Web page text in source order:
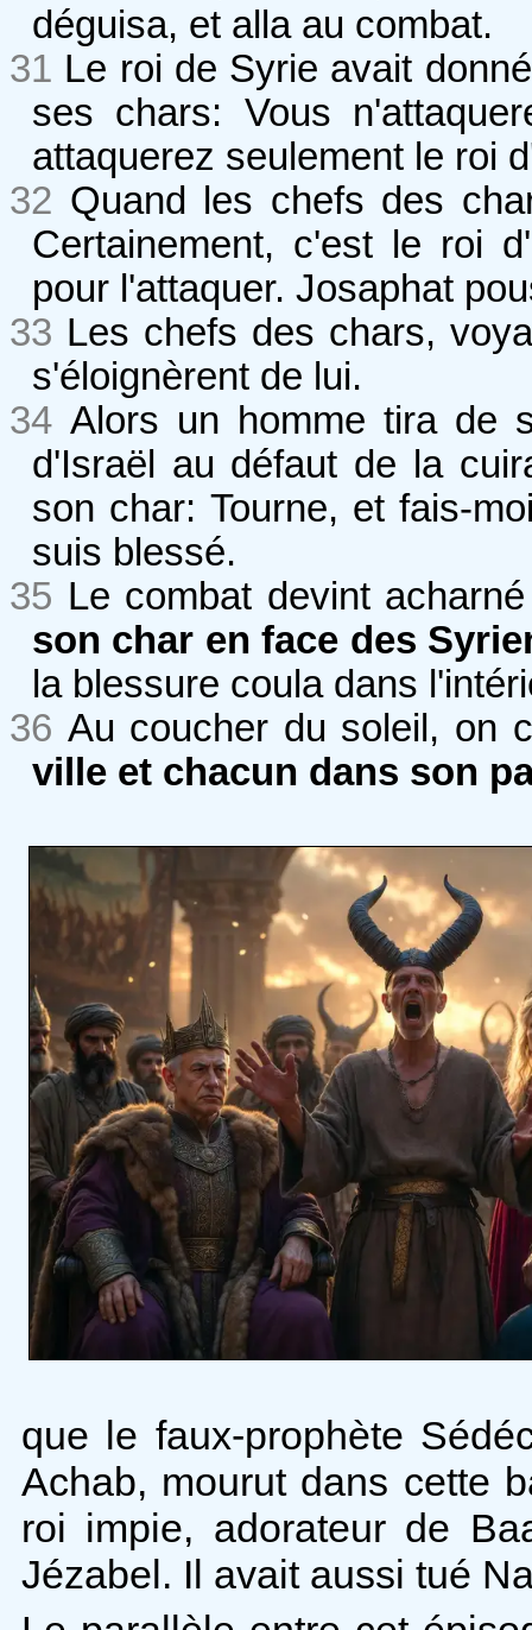
déguisa, et alla au combat.
31 Le roi de Syrie avait
ses chars: Vous
attaquerez seulement le roi
32 Quand les chefs des
Certainement, c'est le roi
pour l'attaquer. Josaphat
33 Les chefs des chars,
s'éloignèrent de lui.
34 Alors un homme tira de
d'Israël au défaut de la
son char: Tourne, et fais-
suis blessé.
35 Le combat devint
son char en face des
la blessure coula dans
36 Au coucher du soleil, on
ville et chacun dans son
que le faux-prophète
Achab, mourut dans cette
roi impie, adorateur de
Jézabel. Il avait aussi tué